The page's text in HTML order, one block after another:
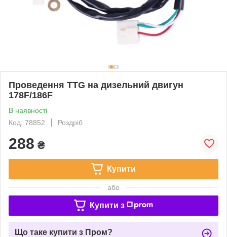
Проведення TTG на дизельний двигун
178F/186F
В наявності
Код: 78852
Роздріб
288 ₴
Купити
або
Купити з
Що таке купити з Пром?